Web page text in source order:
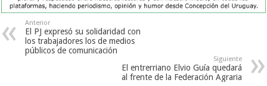
Anterior
El PJ expresó su solidaridad con
los trabajadores los de medios
públicos de comunicación
Siguiente
El entrerriano Elvio Guía quedará
al frente de la Federación Agraria